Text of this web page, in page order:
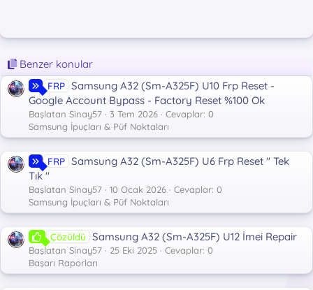
Android platform: mt6768
Security patch: 2025-03-01
Reset FRP Partiton: Done
Reset samsung frp: Done
Erase FRP Partiton: Done
Operation time: 02:02
Operation: Finish 7.1.0.0
Benzer konular
FRP Samsung A32 (Sm-A325F) U10 Frp Reset -
Google Account Bypass - Factory Reset %100 Ok
Başlatan Sinay57 3 Tem 2026
Cevaplar: 0
Samsung İpuçları & Püf Noktaları
FRP Samsung A32 (Sm-A325F) U6 Frp Reset " Tek
Tık "
Başlatan Sinay57 10 Ocak 2026
Cevaplar: 0
Samsung İpuçları & Püf Noktaları
Çözüldü Samsung A32 (Sm-A325F) U12 İmei Repair
Başlatan Sinay57 25 Eki 2025
Cevaplar: 0
Başarı Raporları